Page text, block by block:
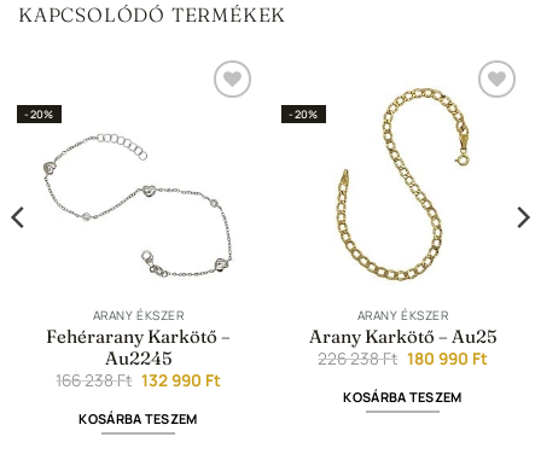
KAPCSOLÓDÓ TERMÉKEK
-20%
ARANY ÉKSZER
Fehérarany Karkötő –
Au2245
166 238Ft Original
price
was:
166
238 Ft.
132 990 FtCurrent
KOSÁRBA TESZEM
-20%
ARANY ÉKSZER
Arany Karkötő – Au25
226 238Ft Original
price
was:
226
238 Ft.
180 990 Ft
KOSÁRBA TESZEM